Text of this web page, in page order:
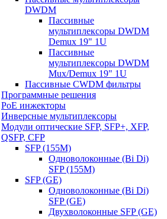
DWDM
Пассивные
мультиплексоры DWDM
Demux 19" 1U
Пассивные
мультиплексоры DWDM
Mux/Demux 19" 1U
Пассивные CWDM фильтры
Программные решения
PoE инжекторы
Инверсные мультиплексоры
Модули оптические SFP, SFP+, XFP,
QSFP, CFP
SFP (155M)
Одноволоконные (Bi Di)
SFP (155M)
SFP (GE)
Одноволоконные (Bi Di)
SFP (GE)
Двухволоконные SFP (GE)